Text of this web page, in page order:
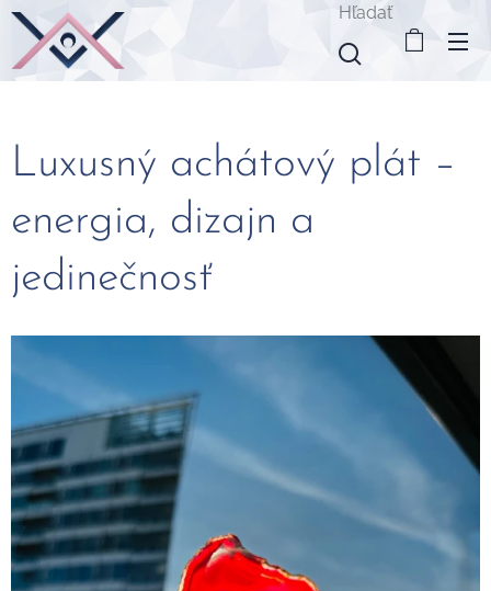
Hľadať
Luxusný achátový plát –
energia, dizajn a
jedinečnosť